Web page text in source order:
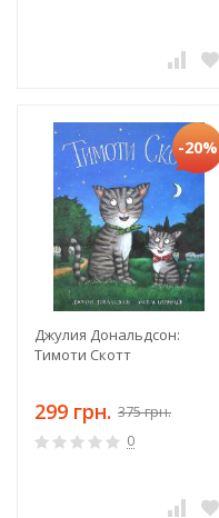
-20%
Джулия Дональдсон:
Тимоти Скотт
299 грн. 375 грн.
0